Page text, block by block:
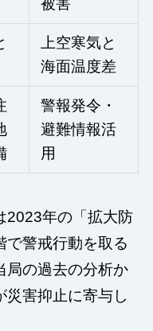
被害
上空寒気と
海面温度差
警報発令・
避難情報活
用
2023年の「拡大防
で警戒行動を取る
局の過去の分析か
災害抑止に寄与し